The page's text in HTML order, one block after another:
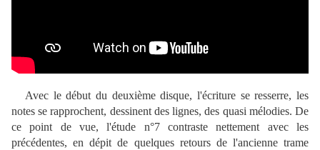
Avec le début du deuxième disque, l'écriture se resserre, les
notes se rapprochent, dessinent des lignes, des quasi mélodies. De
ce point de vue, l'étude n°7 contraste nettement avec les
précédentes, en dépit de quelques retours de l'ancienne trame